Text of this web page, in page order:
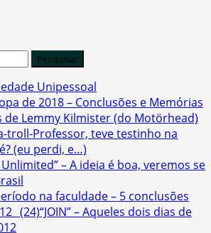
Unipessoal
de 2018 – Conclusões e Memórias
de Lemmy Kilmister (do Motörhead)
-Professor, teve testinho na
(eu perdi, e…)
– A ideia é boa, veremos se
na faculdade – 5 conclusões
“JOIN” – Aqueles dois dias de